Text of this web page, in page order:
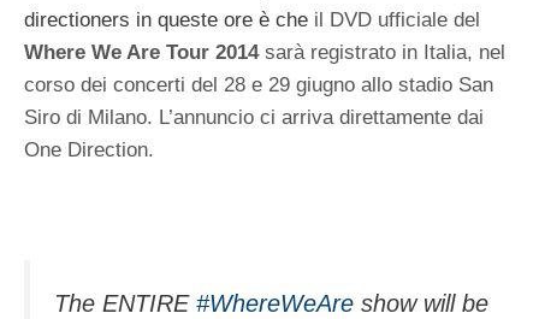
directioners in queste ore è che il DVD ufficiale del
Where We Are Tour 2014sarà registrato in Italia, nel
corso dei concerti del 28 e 29 giugno allo stadio San
Siro di Milano. L’annuncio ci arriva direttamente dai
One Direction.
The ENTIRE #WhereWeAre show will be